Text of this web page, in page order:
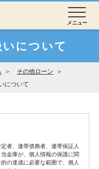
について
その他ローン
について